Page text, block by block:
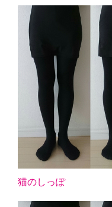
猫のしっぽ